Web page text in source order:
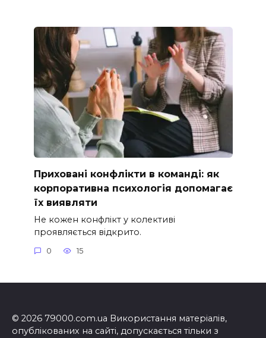
Приховані конфлікти в команді: як
корпоративна психологія допомагає
їх виявляти
Не кожен конфлікт у колективі
проявляється відкрито.
0 15
© 2026 79000.com.ua Використання матеріалів,
опублікованих на сайті, допускається тільки з